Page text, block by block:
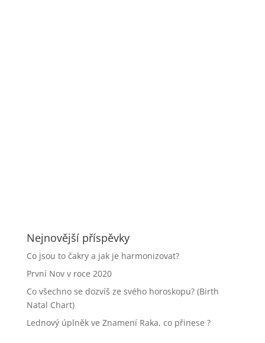
Nejnovější příspěvky
Co jsou to čakry a jak je harmonizovat?
První Nov v roce 2020
Co všechno se dozvíš ze svého horoskopu? (Birth
Natal Chart)
Lednový úplněk ve Znamení Raka, co přinese ?